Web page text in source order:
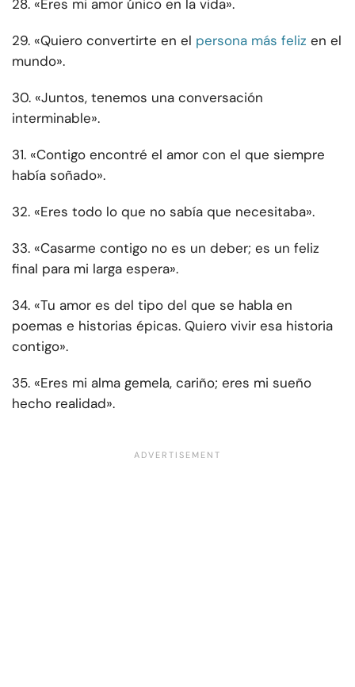
28. «Eres mi amor único en la vida».
29. «Quiero convertirte en el persona más feliz en el
mundo».
30. «Juntos, tenemos una conversación
interminable».
31. «Contigo encontré el amor con el que siempre
había soñado».
32. «Eres todo lo que no sabía que necesitaba».
33. «Casarme contigo no es un deber; es un feliz
final para mi larga espera».
34. «Tu amor es del tipo del que se habla en
poemas e historias épicas. Quiero vivir esa historia
contigo».
35. «Eres mi alma gemela, cariño; eres mi sueño
hecho realidad».